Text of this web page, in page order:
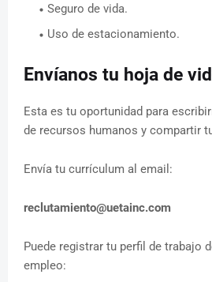
Seguro de vida.
Uso de estacionamiento.
Envíanos tu hoja de
Esta es tu oportunidad para
de recursos humanos y compartir
Envía tu currículum al email:
reclutamiento@uetainc.com
Puede registrar tu perfil de trabajo
empleo: